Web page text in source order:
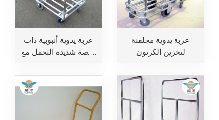
عربة يدوية أنبوبية ذات
منصة شديدة التحمل مع
عربة يدوية مجلفنة
لتخزين الكرتون